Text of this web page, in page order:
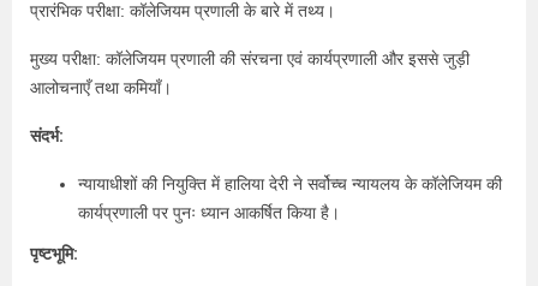
प्रारंभिक परीक्षा: कॉलेजियम प्रणाली के बारे में तथ्य।
मुख्य परीक्षा: कॉलेजियम प्रणाली की संरचना एवं कार्यप्रणाली और इससे जुड़ी
आलोचनाएँ तथा कमियाँ।
संदर्भ:
न्यायाधीशों की नियुक्ति में हालिया देरी ने सर्वोच्च न्यायलय के कॉलेजियम की
कार्यप्रणाली पर पुनः ध्यान आकर्षित किया है।
पृष्टभूमि: